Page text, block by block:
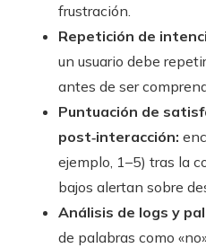
frustración.
Repetición de
un usuario debe
antes de ser
Puntuación de
post‑interacción:
ejemplo, 1–5) tras la
bajos alertan sobre
Análisis de logs y
de palabras como